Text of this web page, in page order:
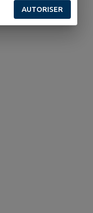
frais et de
AUTORISER